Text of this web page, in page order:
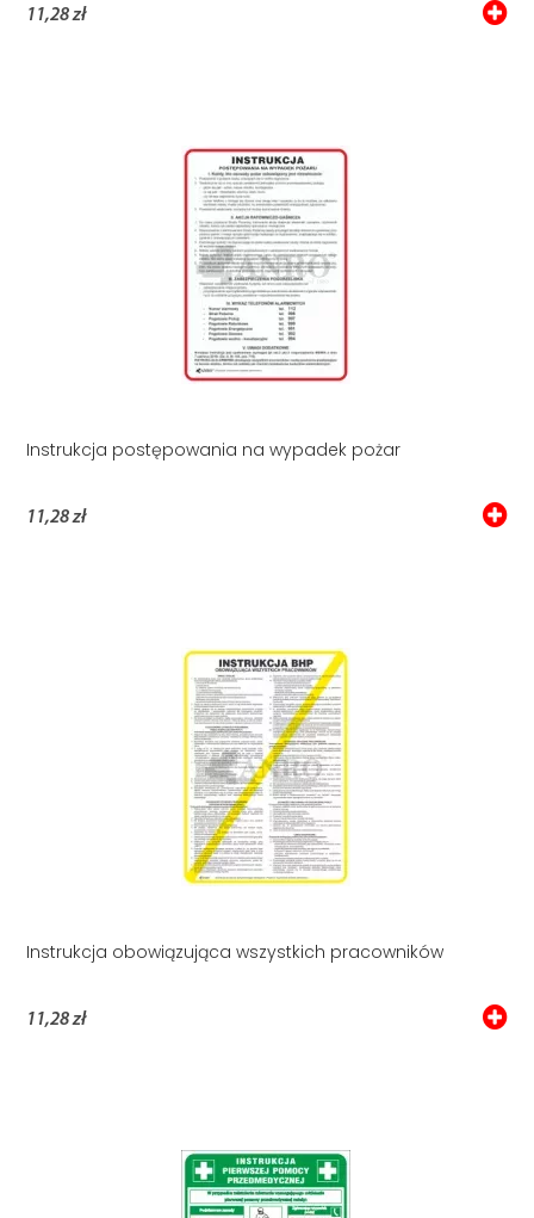
11,28 zł
Instrukcja postępowania na wypadek pożar
11,28 zł
Instrukcja obowiązująca wszystkich pracowników
11,28 zł